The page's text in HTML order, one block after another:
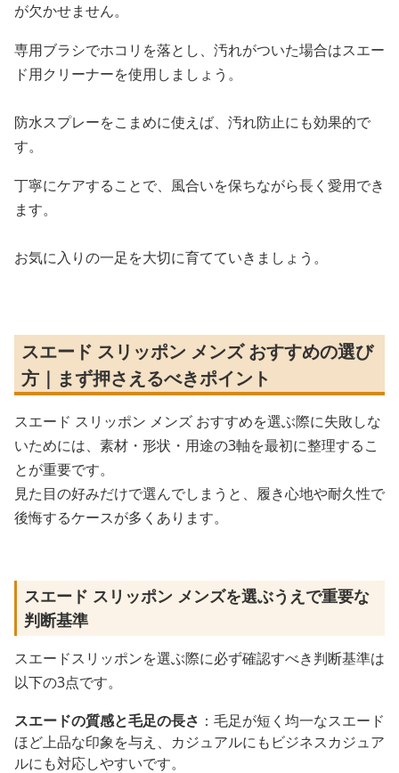
が欠かせません。
専用ブラシでホコリを落とし、汚れがついた場合はスエー
ド用クリーナーを使用しましょう。
防水スプレーをこまめに使えば、汚れ防止にも効果的で
す。
丁寧にケアすることで、風合いを保ちながら長く愛用でき
ます。
お気に入りの一足を大切に育てていきましょう。
スエード スリッポン メンズ おすすめの選び
方｜まず押さえるべきポイント
スエード スリッポン メンズ おすすめを選ぶ際に失敗しな
いためには、素材・形状・用途の3軸を最初に整理するこ
とが重要です。
見た目の好みだけで選んでしまうと、履き心地や耐久性で
後悔するケースが多くあります。
スエード スリッポン メンズを選ぶうえで重要な
判断基準
スエードスリッポンを選ぶ際に必ず確認すべき判断基準は
以下の3点です。
スエードの質感と毛足の長さ ：毛足が短く均一なスエード
ほど上品な印象を与え、カジュアルにもビジネスカジュア
ルにも対応しやすいです。